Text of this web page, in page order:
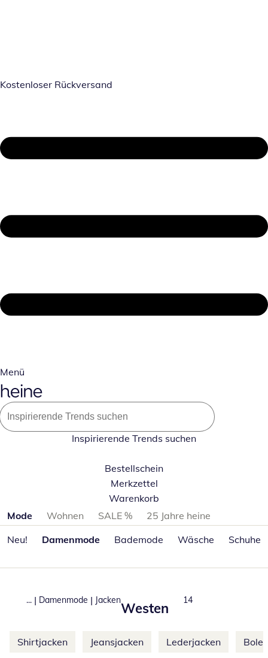
Kostenloser Rückversand
Menü
Inspirierende Trends suchen
Bestellschein
Merkzettel
Warenkorb
Produktkategorien überspringen
Mode Wohnen SALE %
25 Jahre heine
Neu!
Damenmode Bademode Wäsche Schuhe
... | Damenmode | Jacken
Westen
Total number of
14
Weitere Kategorien überspringen
Shirtjacken Jeansjacken Lederjacken